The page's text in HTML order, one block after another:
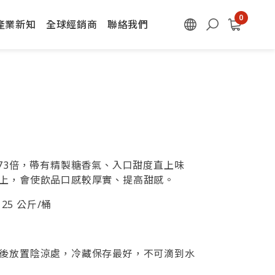
業新知 全球經銷商 聯絡我們
倍，帶有精製糖香氣、入口甜度直上味
，會使飲品口感較厚實、提高甜感。
公斤/桶
放置陰涼處，冷藏保存最好，不可滴到水